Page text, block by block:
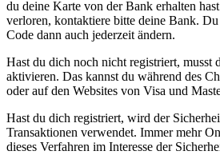
du deine Karte von der Bank erhalten
verloren, kontaktiere bitte deine Bank. Du
Code dann auch jederzeit ändern.
Hast du dich noch nicht registriert, musst
aktivieren. Das kannst du während des
oder auf den Websites von Visa und
Hast du dich registriert, wird der
Transaktionen verwendet. Immer mehr
dieses Verfahren im Interesse der